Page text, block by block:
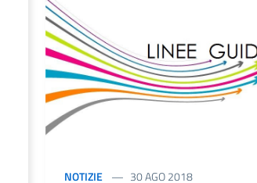
NOTIZIE 30 AGO 2018